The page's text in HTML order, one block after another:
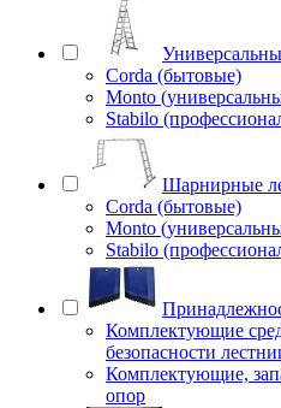
Corda (бытовые)
Monto
Stabilo
Шарнирные
Corda (бытовые)
Monto
Stabilo
Комплектующие
безопасности
Комплектующие,
опор